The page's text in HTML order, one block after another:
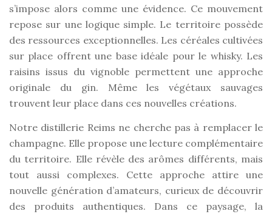
s’impose alors comme une évidence. Ce mouvement
repose sur une logique simple. Le territoire possède
des ressources exceptionnelles. Les céréales cultivées
sur place offrent une base idéale pour le whisky. Les
raisins issus du vignoble permettent une approche
originale du gin. Même les végétaux sauvages
trouvent leur place dans ces nouvelles créations.
Notre distillerie Reims ne cherche pas à remplacer le
champagne. Elle propose une lecture complémentaire
du territoire. Elle révèle des arômes différents, mais
tout aussi complexes. Cette approche attire une
nouvelle génération d’amateurs, curieux de découvrir
des produits authentiques. Dans ce paysage, la